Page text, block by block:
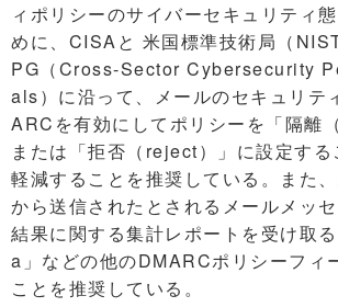
ィポリシーのサイバーセキュリティ
めに、CISAと 米国標準技術局（
PG（Cross-Sector Cybersecurity
als）に沿って、メールのセキュリテ
ARCを有効にしてポリシーを「隔離
または「拒否（reject）」に設定する
軽減することを推奨している。また
から送信されたとされるメールメッ
結果に関する集計レポートを受け取
a」などの他のDMARCポリシーフィ
ことを推奨している。